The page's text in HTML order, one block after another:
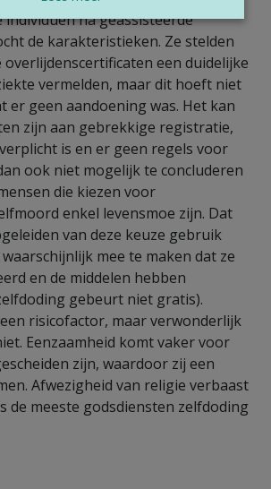
na geassisteerde
de karakteristieken. Ze stelden
overlijdenscertificaten een duidelijke
vermelden, maar dit hoeft niet
er geen aandoening was. Het kan
zijn aan gebrekkige registratie,
is en er geen regels voor
ook niet mogelijk te concluderen
die kiezen voor
enkel levensmoe zijn. Dat
van deze keuze gebruik
mee te maken dat ze
en de middelen hebben
gebeurt niet gratis).
risicofactor, maar verwonderlijk
Eenzaamheid komt vaker voor
zijn, waardoor zij een
Afwezigheid van religie verbaast
de meeste godsdiensten zelfdoding